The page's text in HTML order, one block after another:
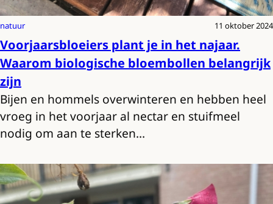
natuur 11 oktober 2024
Voorjaarsbloeiers plant je in het najaar.
Waarom biologische bloembollen belangrijk
zijn
Bijen en hommels overwinteren en hebben heel
vroeg in het voorjaar al nectar en stuifmeel
nodig om aan te sterken…